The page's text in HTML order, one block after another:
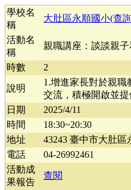
學校名
稱
大肚區永順國小(查
活動名
稱
親職講座：談談親
時數 2
說明
1.增進家長對於親
交流，積極開啟並
日期
2025/4/11
時間
18:30~20:30
地址
43243 臺中市大肚區
電話
04-26992461
活動成
果報告
查閱